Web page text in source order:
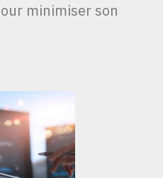
minimiser son